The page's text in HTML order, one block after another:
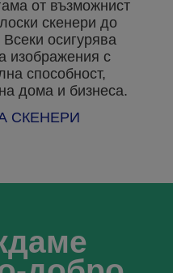
от възможнист
скенери до
Всеки осигурява
изображения с
способност,
дома и бизнеса.
СКЕНЕРИ